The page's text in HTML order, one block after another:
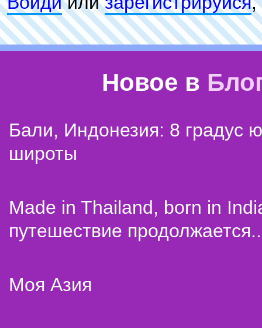
Новое в
Бали, Индонезия: 8 градус
широты
Made in Thailand, born in
путешествие
Моя Азия